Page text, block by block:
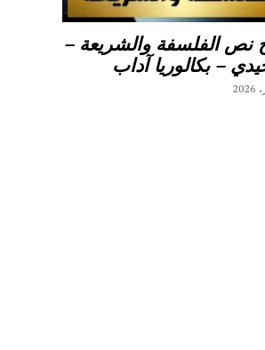
الفلسفة والشريعة –
– بكالوريا آداب